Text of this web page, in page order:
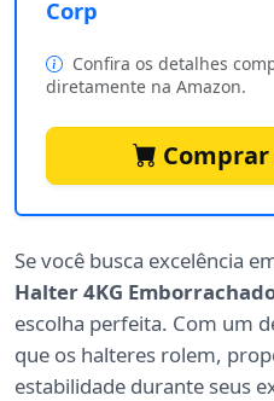
Corp
Confira os detalhes
diretamente na Amazon.
Se você busca excelência
Halter 4KG
escolha perfeita. Com um
que os halteres rolem,
estabilidade durante seus